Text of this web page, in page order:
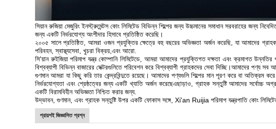
সিয়ান রুজিয়া মেজুরিং ইনস্ট্রুমেন্টস কোং লিমিটেড বিভিন্ন শিল্পের জন্য উচ্চমানের সমাধান সরবরাহের জন্য
জন্য একটি নির্ভরযোগ্য অংশীদার হিসাবে প্রতিষ্ঠিত করেছি।
২০০৫ সালে প্রতিষ্ঠিত, আমরা ওজন প্রযুক্তির ক্ষেত্রে বহু বছরের অভিজ্ঞতা অর্জন করেছি, যা আমাদের
পরিবহন, স্বাস্থ্যসেবা, খুচরা বিক্রয়,এবং আরো.
সি'য়ান রুইজিয়া পরিমাপ যন্ত্র কোম্পানি লিমিটেডে, আমরা আমাদের প্রযুক্তিগত দক্ষতা এবং ক্রমাগত
বিশ্বব্যাপী বিভিন্ন বাজারের সেক্টরগুলিতে পরিবেশন করে বিশ্বব্যাপী গ্রাহকদের সেবা দিচ্ছি।আমাদের
গুণমান আমরা যা কিছু করি তার কেন্দ্রবিন্দুতে রয়েছে। আমাদের পণ্যগুলি শিল্পের মান পূরণ করে বা অতিক্রম
নির্ভরযোগ্যতা এবং শ্রেষ্ঠত্বের জন্য একটি খ্যাতি অর্জন করেছেএছাড়াও, গ্রাহক সন্তুষ্টি আমাদের সর্বোচ্চ
একটি বিরামবিহীন অভিজ্ঞতা নিশ্চিত করার জন্য.
উদ্ভাবন, গুণমান, এবং গ্রাহক সন্তুষ্টি উপর একটি ফোকাস সঙ্গে, Xi'an Ruijia পরিমাপ যন্ত্রপাতি কোং
প্রায়শই জিজ্ঞাসিত প্রশ্ন